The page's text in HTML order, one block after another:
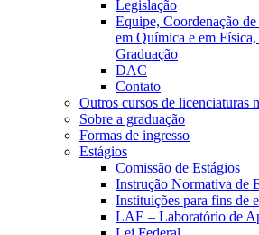
Legislação
Equipe, Coordenação
em Química e em
Graduação
DAC
Contato
Outros cursos de
Sobre a graduação
Formas de ingresso
Estágios
Comissão de Estágios
Instrução Normativa de
Instituições para fins de
LAE – Laboratório de